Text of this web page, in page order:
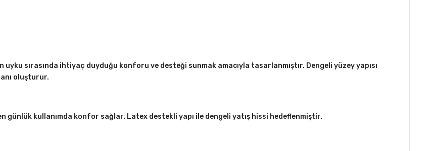
sırasında ihtiyaç duyduğu konforu ve desteği sunmak amacıyla tasarlanmıştır. Dengeli yüzey yapısı
oluşturur.
günlük kullanımda konfor sağlar. Latex destekli yapı ile dengeli yatış hissi hedeflenmiştir.